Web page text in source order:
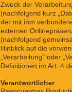
Zweck der
(nachfolgend kurz
der mit ihm
externen
(nachfolgend
Hinblick auf die
„Verarbeitung“ oder
Definitionen im Art. 4
Verantwortlicher